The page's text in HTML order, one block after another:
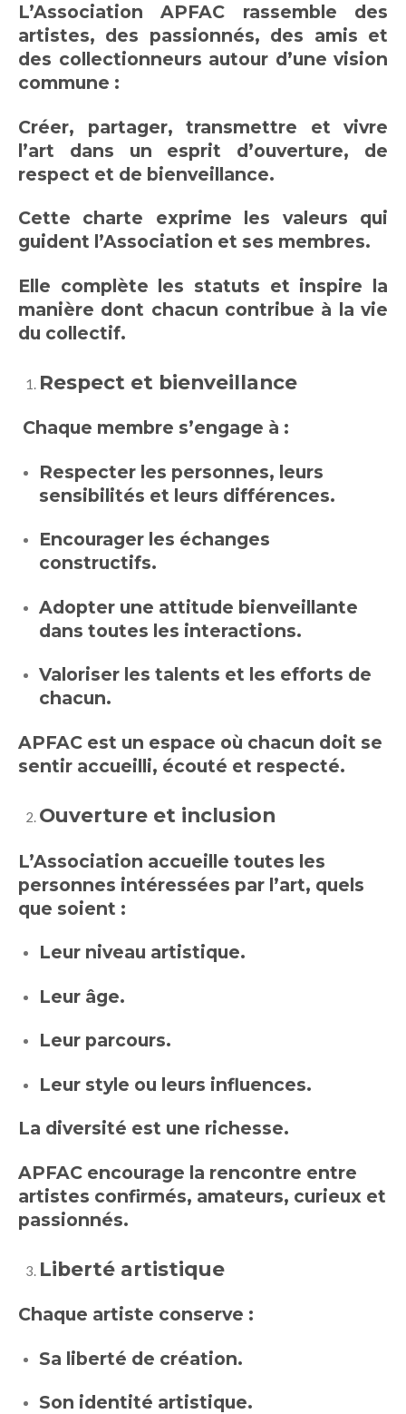
L’Association APFAC rassemble des
artistes, des passionnés, des amis et
des collectionneurs autour d’une vision
commune :
Créer, partager, transmettre et vivre
l’art dans un esprit d’ouverture, de
respect et de bienveillance.
Cette charte exprime les valeurs qui
guident l’Association et ses membres.
Elle complète les statuts et inspire la
manière dont chacun contribue à la vie
du collectif.
Respect et bienveillance
Chaque membre s’engage à :
Respecter les personnes, leurs
sensibilités et leurs différences.
Encourager les échanges
constructifs.
Adopter une attitude bienveillante
dans toutes les interactions.
Valoriser les talents et les efforts de
chacun.
APFAC est un espace où chacun doit se
sentir accueilli, écouté et respecté.
Ouverture et inclusion
L’Association accueille toutes les
personnes intéressées par l’art, quels
que soient :
Leur niveau artistique.
Leur âge.
Leur parcours.
Leur style ou leurs influences.
La diversité est une richesse.
APFAC encourage la rencontre entre
artistes confirmés, amateurs, curieux et
passionnés.
Liberté artistique
Chaque artiste conserve :
Sa liberté de création.
Son identité artistique.